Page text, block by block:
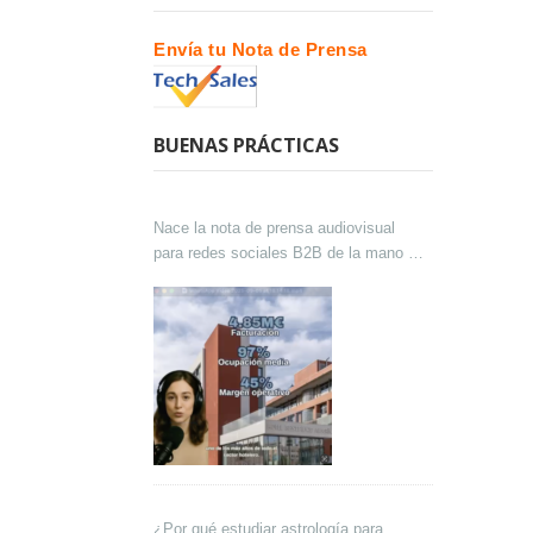
Envía tu Nota de Prensa
BUENAS PRÁCTICAS
Nace la nota de prensa audiovisual
para redes sociales B2B de la mano de
¿Por qué estudiar astrología para